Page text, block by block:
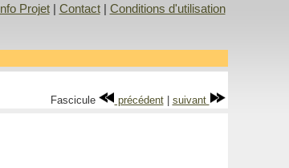
Info Projet| Contact| Conditions d'utilisation
Fascicule précédent| suivant